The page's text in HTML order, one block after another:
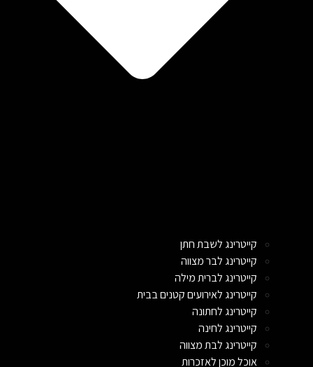
קייטרינג לשבת חתן
קייטרינג לבר מצווה
קייטרינג לברית מילה
קייטרינג לאירועים קטנים בבית
קייטרינג לחתונה
קייטרינג לחינה
קייטרינג לבת מצווה
אוכל מוכן לאזכרות